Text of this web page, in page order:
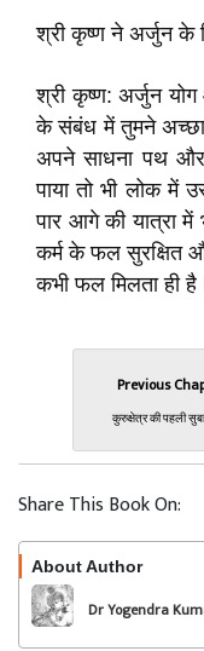
श्री कृष्ण ने अर्जुन के
श्री कृष्ण: अर्जुन
के संबंध में तुमने अच्छा
अपने साधना पथ और
पाया तो भी लोक में
पार आगे की यात्रा में
कर्म के फल सुरक्षित
कभी फल मिलता ही
Previous
कुरुक्षेत्र की पहली
Share This Book On:
About Author
Dr Yogendra
Pandey